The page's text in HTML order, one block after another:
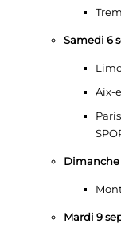
Samedi 6
Aix-
Mardi 9